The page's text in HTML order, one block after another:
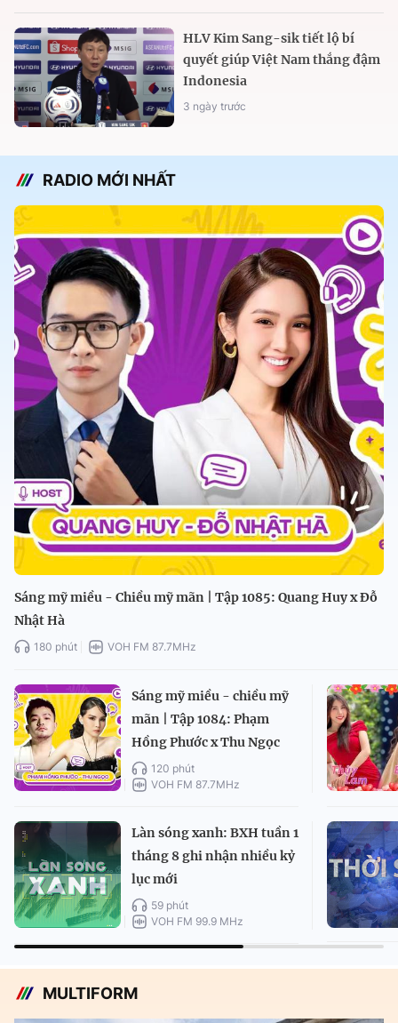
HLV Kim Sang-sik tiết lộ bí
quyết giúp Việt Nam thắng đậm
Indonesia
3 ngày trước
RADIO MỚI NHẤT
Sáng mỹ miều - Chiều mỹ mãn | Tập 1085: Quang Huy x Đỗ
Nhật Hà
180 phút VOH FM 87.7MHz
Sáng mỹ miều - chiều mỹ
mãn | Tập 1084: Phạm
Hồng Phước x Thu Ngọc
120 phút
VOH FM 87.7MHz
Làn sóng xanh: BXH tuần 1
tháng 8 ghi nhận nhiều kỷ
lục mới
59 phút
VOH FM 99.9 MHz
MULTIFORM